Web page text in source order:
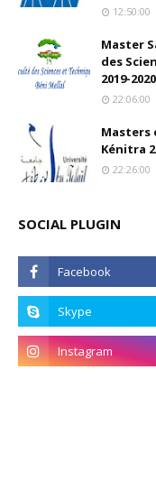
12:50:00
Master
des
2019-2020
22:06:00
Masters
Kénitra
22:26:00
SOCIAL PLUGIN